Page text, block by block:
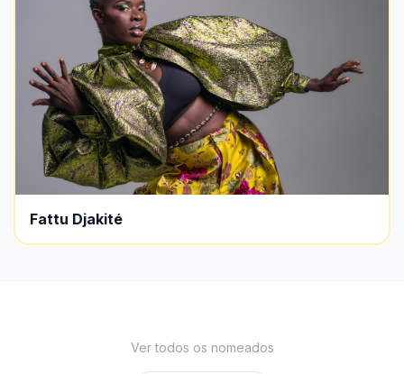
Fattu Djakité
Ver todos os nomeados